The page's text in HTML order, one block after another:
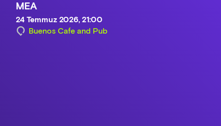
MEA
24 Temmuz 2026, 21:00
Buenos Cafe and Pub